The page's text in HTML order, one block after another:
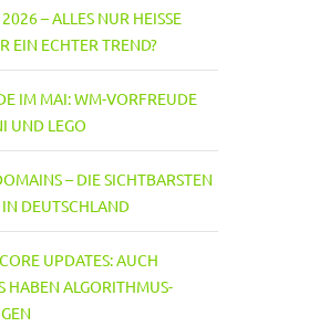
– ALLES NUR HEISSE L
EIN ECHTER TREND?
IM MAI: WM-VORFREUDE
UND LEGO
– DIE SICHTBARSTEN
IN DEUTSCHLAND
UPDATES: AUCH
HABEN ALGORITHMUS-